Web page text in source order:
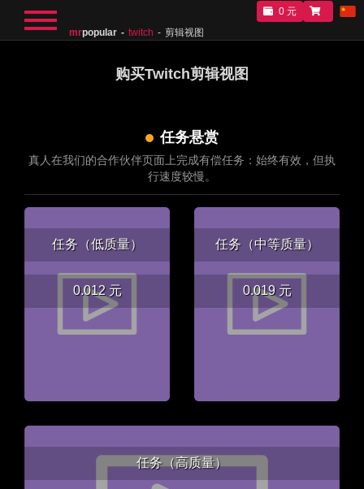
mrpopular twitch 剪辑视图
0 元
购买Twitch剪辑视图
任务悬赏
真人在我们的合作伙伴页面上完成有偿任务：始终有效，但执
行速度较慢。
任务（低质量）
0.012 元
任务（中等质量）
0.019 元
任务（高质量）